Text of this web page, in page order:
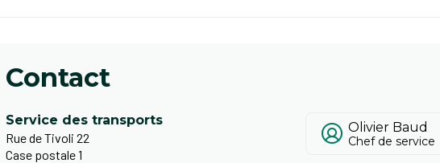
Contact
Service des transports
Rue de Tivoli 22
Case postale 1
Olivier Baud
Chef de service